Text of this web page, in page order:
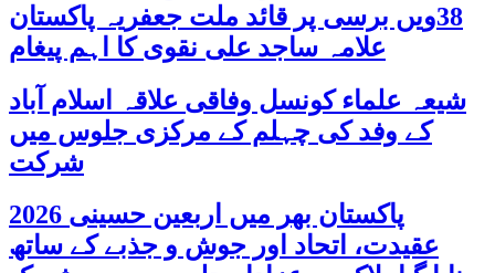
38ویں برسی پر قائد ملت جعفریہ پاکستان
علامہ ساجد علی نقوی کا اہم پیغام
شیعہ علماء کونسل وفاقی علاقہ اسلام آباد
کے وفد کی چہلم کے مرکزی جلوس میں
شرکت
پاکستان بھر میں اربعین حسینی 2026
عقیدت، اتحاد اور جوش و جذبے کے ساتھ